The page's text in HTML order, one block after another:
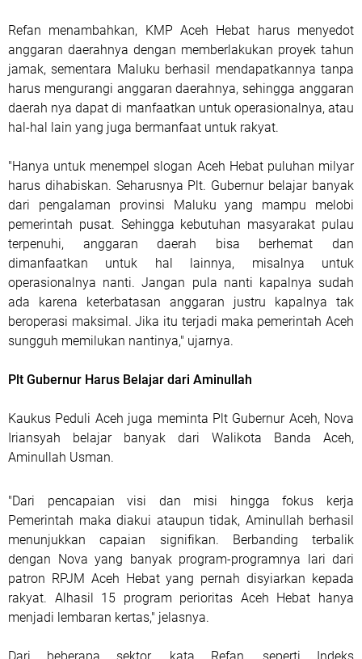
Refan menambahkan, KMP Aceh Hebat harus menyedot
anggaran daerahnya dengan memberlakukan proyek tahun
jamak, sementara Maluku berhasil mendapatkannya tanpa
harus mengurangi anggaran daerahnya, sehingga anggaran
daerah nya dapat di manfaatkan untuk operasionalnya, atau
hal-hal lain yang juga bermanfaat untuk rakyat.
"Hanya untuk menempel slogan Aceh Hebat puluhan milyar
harus dihabiskan. Seharusnya Plt. Gubernur belajar banyak
dari pengalaman provinsi Maluku yang mampu melobi
pemerintah pusat. Sehingga kebutuhan masyarakat pulau
terpenuhi, anggaran daerah bisa berhemat dan
dimanfaatkan untuk hal lainnya, misalnya untuk
operasionalnya nanti. Jangan pula nanti kapalnya sudah
ada karena keterbatasan anggaran justru kapalnya tak
beroperasi maksimal. Jika itu terjadi maka pemerintah Aceh
sungguh memilukan nantinya," ujarnya.
Plt Gubernur Harus Belajar dari Aminullah
Kaukus Peduli Aceh juga meminta Plt Gubernur Aceh, Nova
Iriansyah belajar banyak dari Walikota Banda Aceh,
Aminullah Usman.
"Dari pencapaian visi dan misi hingga fokus kerja
Pemerintah maka diakui ataupun tidak, Aminullah berhasil
menunjukkan capaian signifikan. Berbanding terbalik
dengan Nova yang banyak program-programnya lari dari
patron RPJM Aceh Hebat yang pernah disyiarkan kepada
rakyat. Alhasil 15 program perioritas Aceh Hebat hanya
menjadi lembaran kertas," jelasnya.